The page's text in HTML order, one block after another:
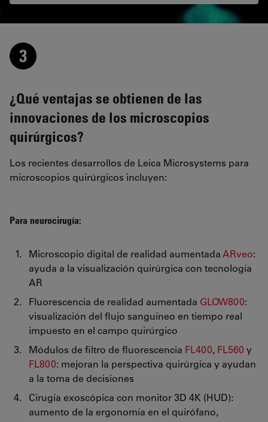
¿Qué ventajas se obtienen de las
innovaciones de los microscopios
quirúrgicos?
Los recientes desarrollos de Leica Microsystems para
microscopios quirúrgicos incluyen:
Para neurocirugía:
Microscopio digital de realidad aumentadaARveo:
ayuda a la visualización quirúrgica con tecnología
AR
Fluorescencia de realidad aumentada GLOW800:
visualización del flujo sanguíneo en tiempo real
impuesto en el campo quirúrgico
Módulos de filtro de fluorescencia FL400, FL560 y
FL800: mejoran la perspectiva quirúrgica y ayudan
a la toma de decisiones
Cirugía exoscópica con monitor 3D 4K (HUD):
aumento de la ergonomía en el quirófano,